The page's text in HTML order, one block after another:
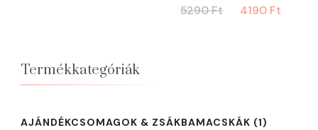
5290Ft
Original
4190 Ft
Termékkategóriák
AJÁNDÉKCSOMAGOK & ZSÁKBAMACSKÁK (1)